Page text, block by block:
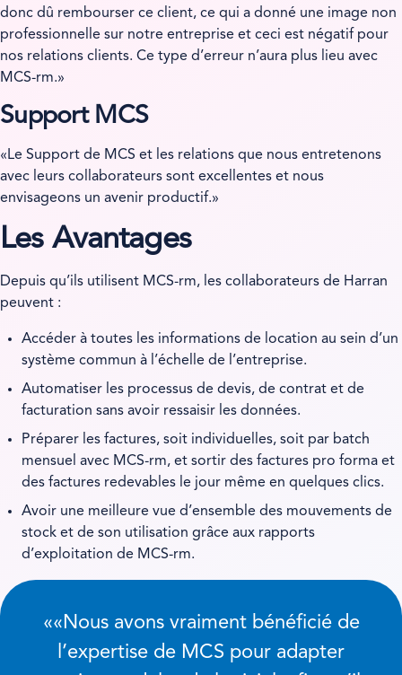
donc dû rembourser ce client, ce qui a donné une image non
professionnelle sur notre entreprise et ceci est négatif pour
nos relations clients. Ce type d’erreur n’aura plus lieu avec
MCS-rm.»
Support MCS
«Le Support de MCS et les relations que nous entretenons
avec leurs collaborateurs sont excellentes et nous
envisageons un avenir productif.»
Les Avantages
Depuis qu’ils utilisent MCS-rm, les collaborateurs de Harran
peuvent :
Accéder à toutes les informations de location au sein d’un
système commun à l’échelle de l’entreprise.
Automatiser les processus de devis, de contrat et de
facturation sans avoir ressaisir les données.
Préparer les factures, soit individuelles, soit par batch
mensuel avec MCS-rm, et sortir des factures pro forma et
des factures redevables le jour même en quelques clics.
Avoir une meilleure vue d’ensemble des mouvements de
stock et de son utilisation grâce aux rapports
d’exploitation de MCS-rm.
«
Nous avons vraiment bénéficié de
l’expertise de MCS pour adapter